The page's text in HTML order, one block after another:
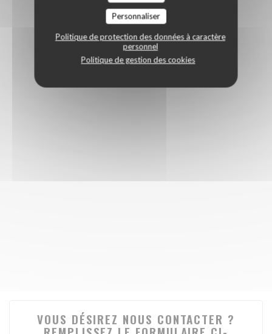
Personnaliser
Politique de protection des données à caractère
personnel
Politique de gestion des cookies
VOUS DÉSIREZ NOUS CONTACTER ?